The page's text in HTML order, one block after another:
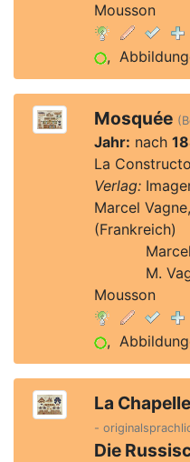
Mousson
,
Mosquée
Jahr: nach
La
Verlag:
Marcel
(Frankreich)
M.
Mousson
,
La
-
Die